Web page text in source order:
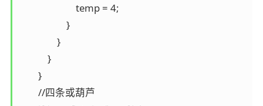
                        temp = 4;
                    }
                }
            }
        }
        //四条或葫芦